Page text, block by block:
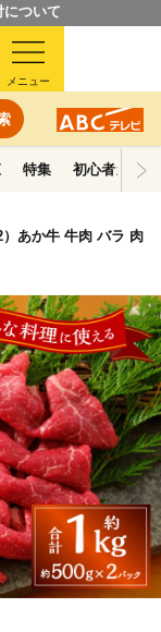
ついて
メニュー
特集 初心者ガイド
あか牛 牛肉 バラ 肉